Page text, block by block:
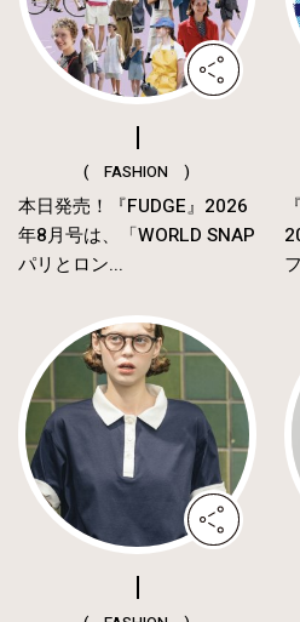
( FASHION )
本日発売！『FUDGE』2026
年8月号は、「WORLD SNAP
パリとロン...